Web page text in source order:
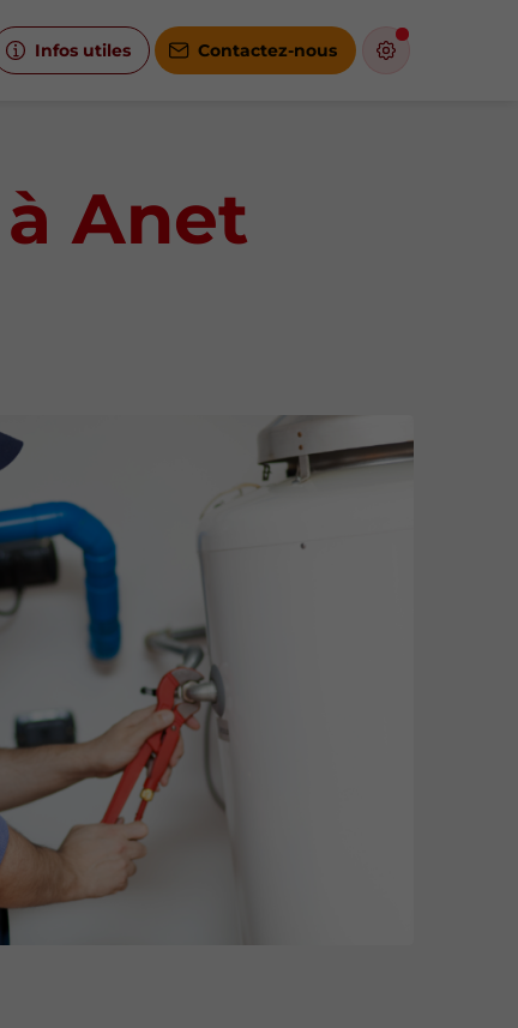
Infos utiles Contactez-nous
Anet